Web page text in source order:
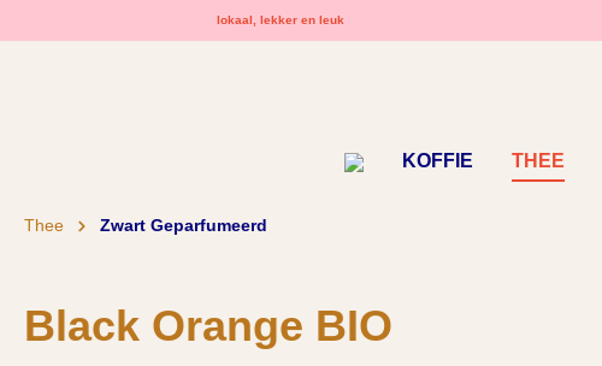
Ga naar de hoofdnavigatie
lokaal, lekker en leuk
KOFFIE THEE
Thee Zwart Geparfumeerd
Black Orange BIO